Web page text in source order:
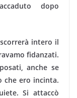
dopo
intero il
fidanzati.
anche se
che ero incinta.
Si attaccò